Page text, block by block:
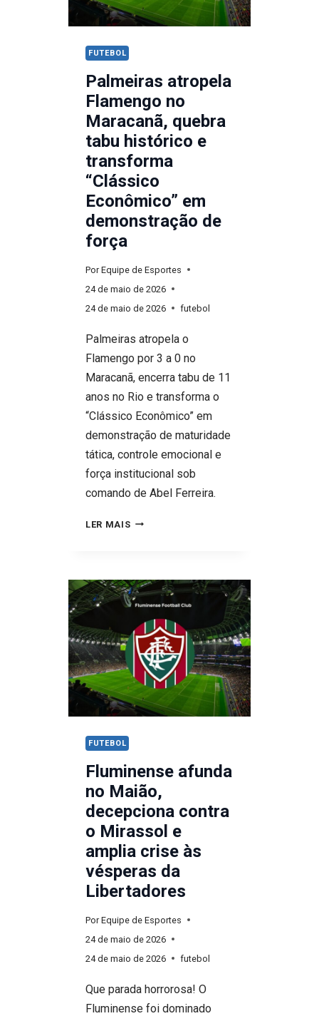
CRISE
SILENCIOSA
ALERTA
NO
G-
4
FUTEBOL
Palmeiras atropela
Flamengo no
Maracanã, quebra
tabu histórico e
transforma
“Clássico
Econômico” em
demonstração de
força
Por Equipe de Esportes
24 de maio de 2026
24 de maio de 2026
futebol
Palmeiras atropela o
Flamengo por 3 a 0 no
Maracanã, encerra tabu de 11
anos no Rio e transforma o
“Clássico Econômico” em
demonstração de maturidade
tática, controle emocional e
força institucional sob
comando de Abel Ferreira.
LER MAISPALMEIRAS
NO
MARACANÃ,
QUEBRA
TABU
HISTÓRICO
E
TRANSFORMA
“CLÁSSICO
DEMONSTRAÇÃO
DE
FORÇA
FUTEBOL
Fluminense afunda
no Maião,
decepciona contra
o Mirassol e
amplia crise às
vésperas da
Libertadores
Por Equipe de Esportes
24 de maio de 2026
24 de maio de 2026
futebol
Que parada horrorosa! O
Fluminense foi dominado